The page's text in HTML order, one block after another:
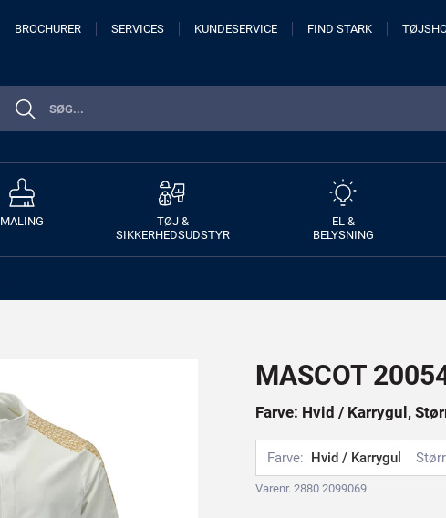
BROCHURER SERVICES KUNDESERVICE FIND STARK
MALING
TØJ &
SIKKERHEDSUDSTYR
EL &
BELYSNING
MASCOT
Farve: Hvid / Karrygul,
Farve: Hvid / Karrygul
Varenr. 2880 2099069